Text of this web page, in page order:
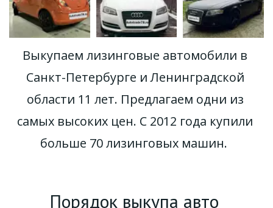
Выкупаем лизинговые автомобили в
Санкт-Петербурге и Ленинградской
области 11 лет. Предлагаем одни из
самых высоких цен. С 2012 года купили
больше 70 лизинговых машин.
Порядок выкупа авто